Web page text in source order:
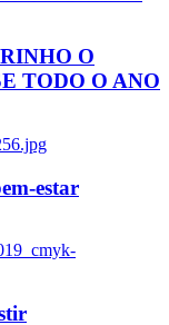
O
TODO O ANO
estar